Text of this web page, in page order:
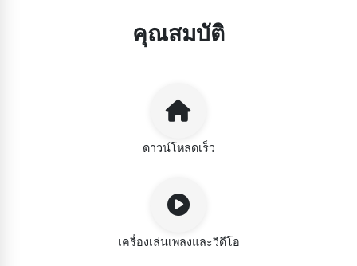
คุณสมบัติ
ดาวน์โหลดเร็ว
เครื่องเล่นเพลงและวิดีโอ